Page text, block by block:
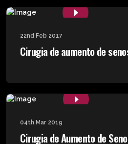
22nd Feb 2017
Cirugia de aumento de
04th Mar 2019
Cirugia de Aumento de